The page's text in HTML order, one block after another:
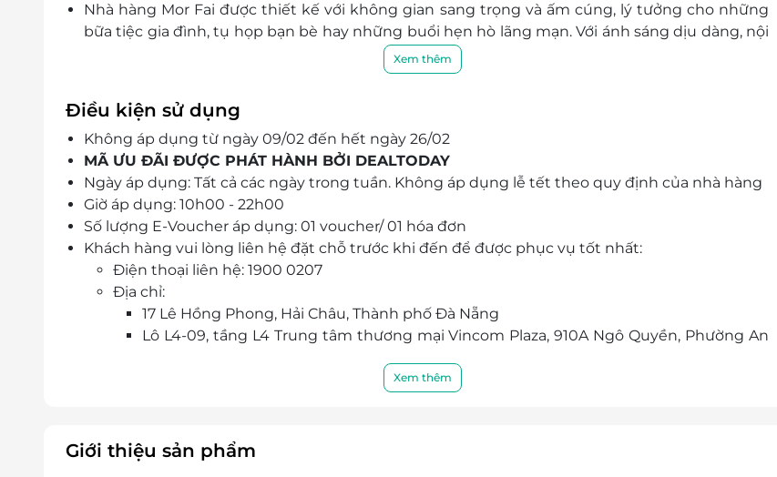
Nhà hàng Mor Fai được thiết kế với không gian sang trọng và ấm cúng, lý tưởng cho những
bữa tiệc gia đình, tụ họp bạn bè hay những buổi hẹn hò lãng mạn. Với ánh sáng dịu dàng, nội
thất hiện đại và phong cách phục vụ chuyên nghiệp, Mor Fai mang đến cho bạn một không
Xem thêm
Điều kiện sử dụng
Không áp dụng từ ngày 09/02 đến hết ngày 26/02
MÃ ƯU ĐÃI ĐƯỢC PHÁT HÀNH BỞI DEALTODAY
Ngày áp dụng: Tất cả các ngày trong tuần. Không áp dụng lễ tết theo quy định của nhà hàng
Giờ áp dụng: 10h00 - 22h00
Số lượng E-Voucher áp dụng: 01 voucher/ 01 hóa đơn
Khách hàng vui lòng liên hệ đặt chỗ trước khi đến để được phục vụ tốt nhất:
Điện thoại liên hệ: 1900 0207
Địa chỉ:
17 Lê Hồng Phong, Hải Châu, Thành phố Đà Nẵng
Lô L4-09, tầng L4 Trung tâm thương mại Vincom Plaza, 910A Ngô Quyền, Phường An
Một khách hàng được mua nhiều E-Voucher/E-Coupon
Không áp dụng tách bill, tách bàn dưới mọi hình thức để sử dụng nhiều ưu đãi
Giá chưa bao gồm VAT.
Xem thêm
Giới thiệu sản phẩm